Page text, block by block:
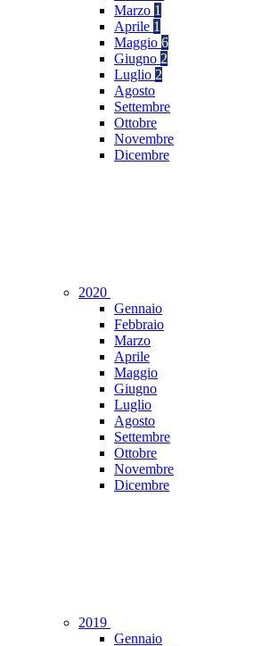
Marzo 1
Aprile 1
Maggio 6
Giugno 2
Luglio 2
Agosto
Settembre
Ottobre
Novembre
Dicembre
2020
Gennaio
Febbraio
Marzo
Aprile
Maggio
Giugno
Luglio
Agosto
Settembre
Ottobre
Novembre
Dicembre
2019
Gennaio